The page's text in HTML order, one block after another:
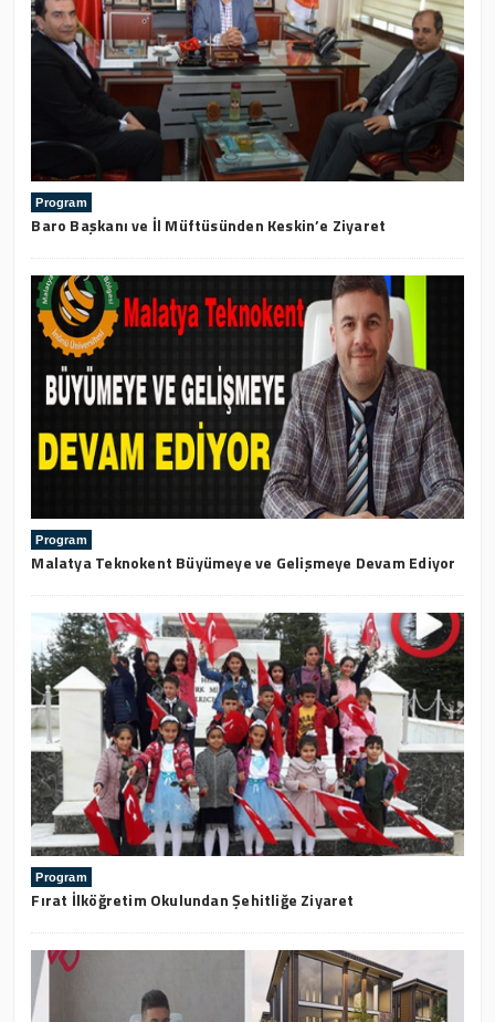
Program
Baro Başkanı ve İl Müftüsünden Keskin’e Ziyaret
Program
Malatya Teknokent Büyümeye ve Gelişmeye Devam Ediyor
Program
Fırat İlköğretim Okulundan Şehitliğe Ziyaret